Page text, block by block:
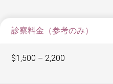
診察料金（参考のみ）
$1,500 – 2,200